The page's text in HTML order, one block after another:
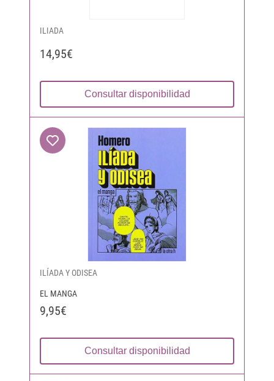
ILIADA
14,95€
Consultar disponibilidad
ILÍADA Y ODISEA
EL MANGA
9,95€
Consultar disponibilidad